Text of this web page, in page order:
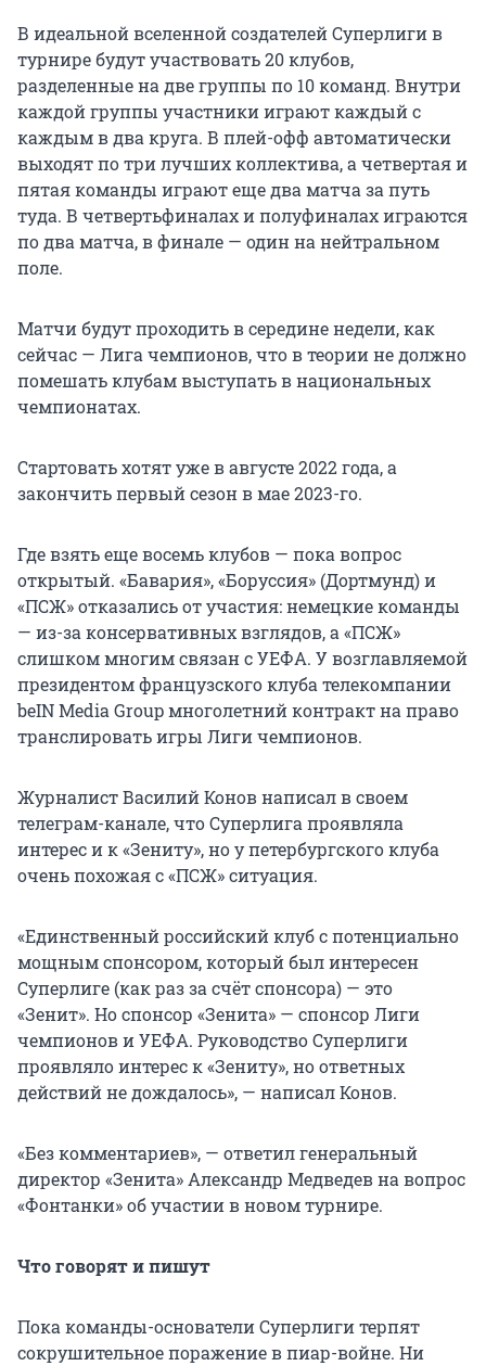
В идеальной вселенной создателей Суперлиги в
турнире будут участвовать 20 клубов,
разделенные на две группы по 10 команд. Внутри
каждой группы участники играют каждый с
каждым в два круга. В плей-офф автоматически
выходят по три лучших коллектива, а четвертая и
пятая команды играют еще два матча за путь
туда. В четвертьфиналах и полуфиналах играются
по два матча, в финале — один на нейтральном
поле.
Матчи будут проходить в середине недели, как
сейчас — Лига чемпионов, что в теории не должно
помешать клубам выступать в национальных
чемпионатах.
Стартовать хотят уже в августе 2022 года, а
закончить первый сезон в мае 2023-го.
Где взять еще восемь клубов — пока вопрос
открытый. «Бавария», «Боруссия» (Дортмунд) и
«ПСЖ» отказались от участия: немецкие команды
— из-за консервативных взглядов, а «ПСЖ»
слишком многим связан с УЕФА. У возглавляемой
президентом французского клуба телекомпании
beIN Media Group многолетний контракт на право
транслировать игры Лиги чемпионов.
Журналист Василий Конов написал в своем
телеграм-канале, что Суперлига проявляла
интерес и к «Зениту», но у петербургского клуба
очень похожая с «ПСЖ» ситуация.
«Единственный российский клуб с потенциально
мощным спонсором, который был интересен
Суперлиге (как раз за счёт спонсора) — это
«Зенит». Но спонсор «Зенита» — спонсор Лиги
чемпионов и УЕФА. Руководство Суперлиги
проявляло интерес к «Зениту», но ответных
действий не дождалось», — написал Конов.
«Без комментариев», — ответил генеральный
директор «Зенита» Александр Медведев на вопрос
«Фонтанки» об участии в новом турнире.
Что говорят и пишут
Пока команды-основатели Суперлиги терпят
сокрушительное поражение в пиар-войне. Ни